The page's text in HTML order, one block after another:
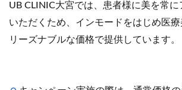
UB CLINIC大宮では、患者様に美を常に
いただくため、インモードをはじめ医
リーズナブルな価格で提供しています。